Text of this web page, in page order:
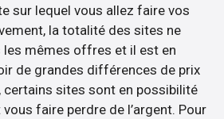
sur lequel vous allez faire vos
la totalité des sites ne
les mêmes offres et il est en
de grandes différences de prix
certains sites sont en possibilité
faire perdre de l’argent. Pour